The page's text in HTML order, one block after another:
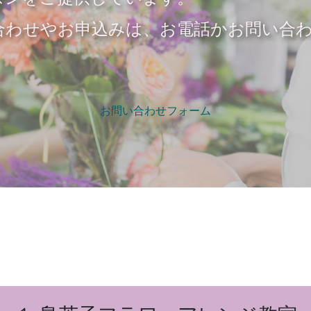
せやお申込みは、お電話かお問い合
お問い合わせフォーム